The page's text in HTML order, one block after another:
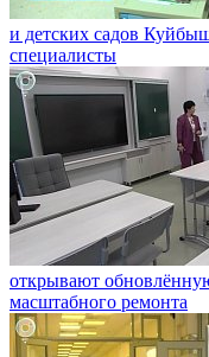
и детских садов
специалисты
открывают
масштабного ремонта